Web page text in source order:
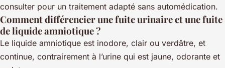
consulter pour un traitement adapté sans automédication.
Comment différencier une fuite urinaire et une fuite
de liquide amniotique ?
Le liquide amniotique est inodore, clair ou verdâtre, et
continue, contrairement à l’urine qui est jaune, odorante et